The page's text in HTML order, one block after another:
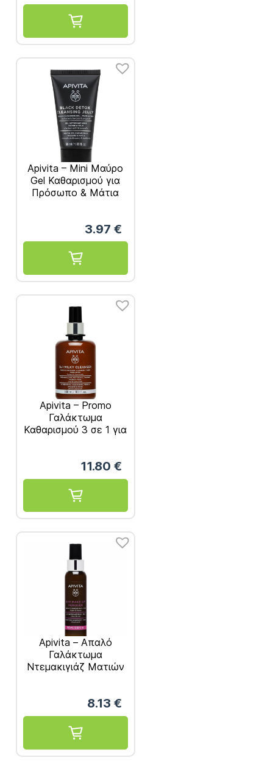
Apivita – Mini Μαύρο
Gel Καθαρισμού για
Πρόσωπο & Μάτια
3.97 €
Apivita – Promo
Γαλάκτωμα
Καθαρισμού 3 σε 1 για
11.80 €
Apivita – Απαλό
Γαλάκτωμα
Ντεμακιγιάζ Ματιών
8.13 €